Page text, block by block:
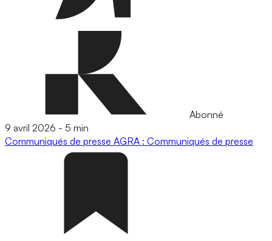
Abonné
9 avril 2026 - 5 min
Communiqués de presse AGRA : Communiqués de presse